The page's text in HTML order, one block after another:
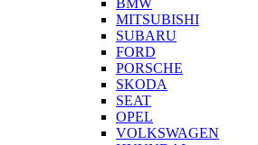
BMW
MITSUBISHI
SUBARU
FORD
PORSCHE
SKODA
SEAT
OPEL
VOLKSWAGEN